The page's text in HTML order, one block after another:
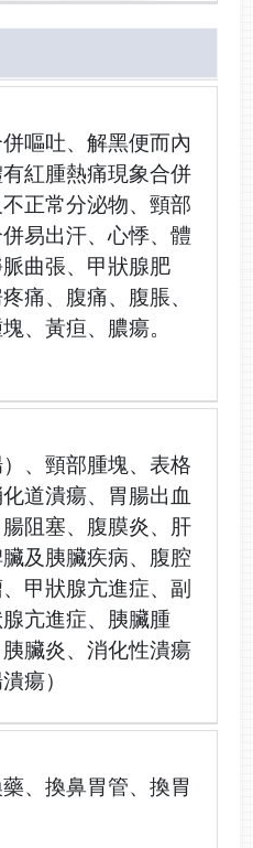
嘔吐、解黑便而內
紅腫熱痛現象合併
正常分泌物、頸部
易出汗、心悸、體
曲張、甲狀腺肥
痛、腹痛、腹脹、
、黃疸、膿瘍。
、頸部腫塊、表格
道潰瘍、胃腸出血
阻塞、腹膜炎、肝
及胰臟疾病、腹腔
甲狀腺亢進症、副
亢進症、胰臟腫
臟炎、消化性潰瘍
瘍）
、換鼻胃管、換胃